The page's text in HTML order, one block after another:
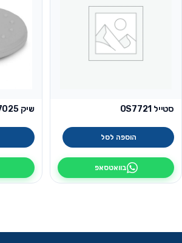
סטייל OS7721
הוספה לסל
בוואטסאפ
שיק OS7025